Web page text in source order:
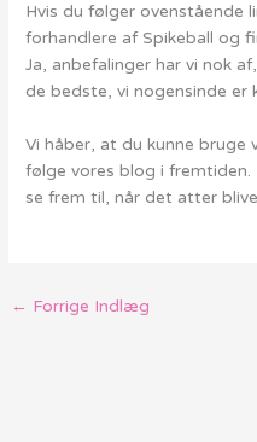
Hvis du følger ovenstående
forhandlere af Spikeball og
Ja, anbefalinger har vi nok
de bedste, vi nogensinde er
Vi håber, at du kunne
følge vores blog i fremtiden.
se frem til, når det atter
← Forrige Indlæg